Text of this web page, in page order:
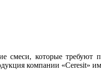
смеси, которые требуют
компании «Ceresit»